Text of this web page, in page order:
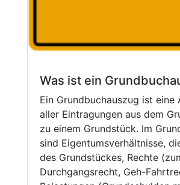
Was ist ein
Ein Grundbuchauszug ist eine
aller Eintragungen aus dem
zu einem Grundstück. Im
sind Eigentumsverhältnisse,
des Grundstückes, Rechte
Durchgangsrecht, Geh-